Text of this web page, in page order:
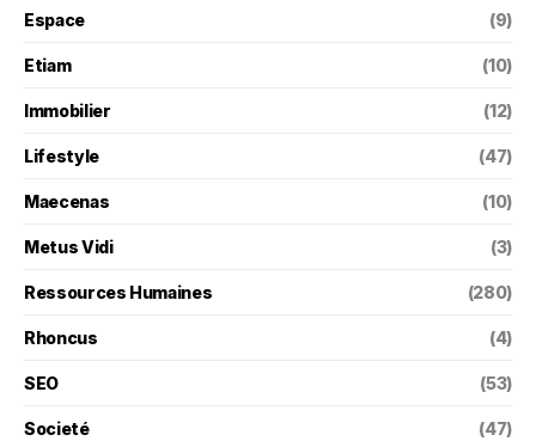
Espace (9)
Etiam (10)
Immobilier (12)
Lifestyle (47)
Maecenas (10)
Metus Vidi (3)
Ressources Humaines (280)
Rhoncus (4)
SEO (53)
Societé (47)